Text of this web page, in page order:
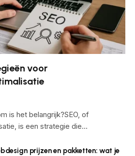
voor
is het belangrijk?SEO, of
is een strategie die…
prijzen en pakketten: wat je